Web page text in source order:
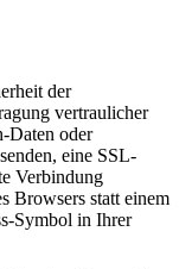
der
vertraulicher
Daten oder
eine SSL-
Verbindung
Browsers statt einem
Symbol in Ihrer